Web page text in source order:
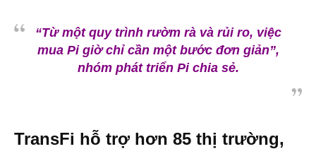
“Từ một quy trình rườm rà và rủi ro, việc
mua Pi giờ chỉ cần một bước đơn giản”,
nhóm phát triển Pi chia sẻ.
TransFi hỗ trợ hơn 85 thị trường,